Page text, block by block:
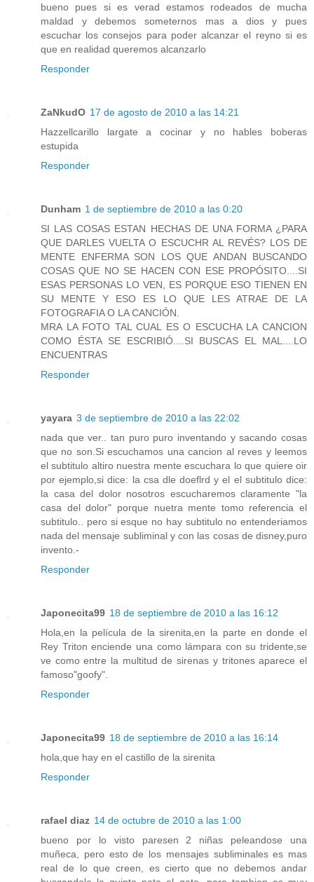
bueno pues si es verad estamos rodeados de mucha
maldad y debemos someternos mas a dios y pues
escuchar los consejos para poder alcanzar el reyno si es
que en realidad queremos alcanzarlo
Responder
ZaNkudO 17 de agosto de 2010 a las 14:21
Hazzellcarillo largate a cocinar y no hables boberas
estupida
Responder
Dunham 1 de septiembre de 2010 a las 0:20
SI LAS COSAS ESTAN HECHAS DE UNA FORMA ¿PARA
QUE DARLES VUELTA O ESCUCHR AL REVÉS? LOS DE
MENTE ENFERMA SON LOS QUE ANDAN BUSCANDO
COSAS QUE NO SE HACEN CON ESE PROPÓSITO....SI
ESAS PERSONAS LO VEN, ES PORQUE ESO TIENEN EN
SU MENTE Y ESO ES LO QUE LES ATRAE DE LA
FOTOGRAFIA O LA CANCIÓN.
MRA LA FOTO TAL CUAL ES O ESCUCHA LA CANCION
COMO ÉSTA SE ESCRIBIÓ....SI BUSCAS EL MAL....LO
ENCUENTRAS
Responder
yayara 3 de septiembre de 2010 a las 22:02
nada que ver.. tan puro puro inventando y sacando cosas
que no son.Si escuchamos una cancion al reves y leemos
el subtitulo altiro nuestra mente escuchara lo que quiere oir
por ejemplo,si dice: la csa dle doeflrd y el el subtitulo dice:
la casa del dolor nosotros escucharemos claramente "la
casa del dolor" porque nuetra mente tomo referencia el
subtitulo.. pero si esque no hay subtitulo no entenderiamos
nada del mensaje subliminal y con las cosas de disney,puro
invento.-
Responder
Japonecita99 18 de septiembre de 2010 a las 16:12
Hola,en la película de la sirenita,en la parte en donde el
Rey Triton enciende una como lámpara con su tridente,se
ve como entre la multitud de sirenas y tritones aparece el
famoso"goofy".
Responder
Japonecita99 18 de septiembre de 2010 a las 16:14
hola,que hay en el castillo de la sirenita
Responder
rafael diaz 14 de octubre de 2010 a las 1:00
bueno por lo visto paresen 2 niñas peleandose una
muñeca, pero esto de los mensajes subliminales es mas
real de lo que creen, es cierto que no debemos andar